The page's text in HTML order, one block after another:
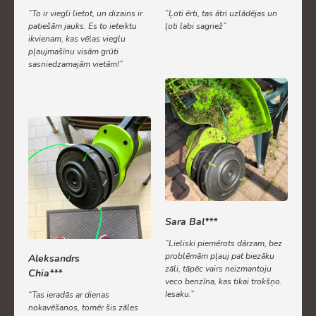
“To ir viegli lietot, un dizains ir
patiešām jauks. Es to ieteiktu
ikvienam, kas vēlas vieglu
pļaujmašīnu visām grūti
sasniedzamajām vietām!”
Aleksandrs
Chia***
“Tas ieradās ar dienas
nokavēšanos, tomēr šis zāles
“Ļoti ērti, tas ātri uzlādējas un
ļoti labi sagriež”
Sara Bal***
“Lieliski piemērots dārzam, bez
problēmām pļauj pat biezāku
zāli, tāpēc vairs neizmantoju
veco benzīna, kas tikai trokšņo.
Iesaku.”